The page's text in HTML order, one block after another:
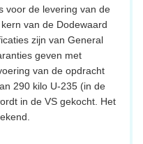
voor de levering van de
van de Dodewaard
zijn van General
geven met
van de opdracht
290 kilo U-235 (in de
in de VS gekocht. Het